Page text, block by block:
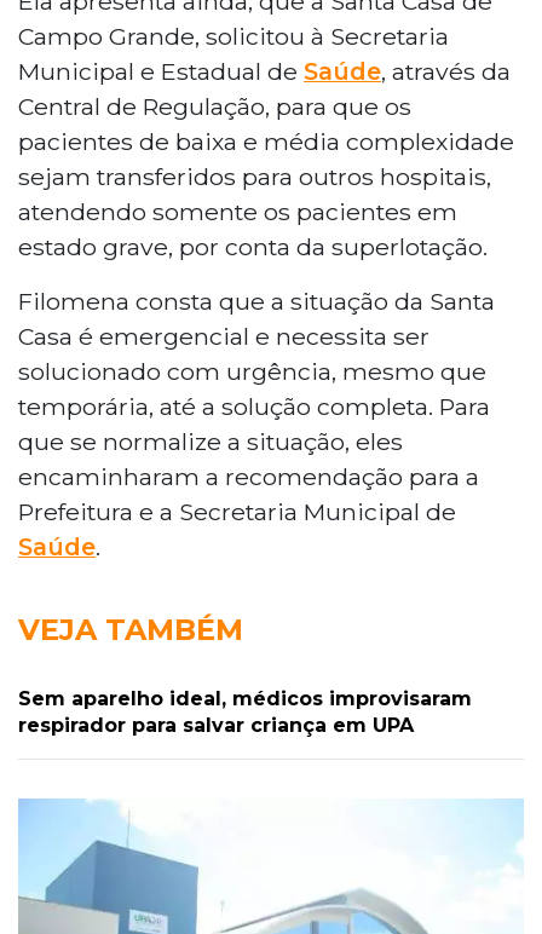
Campo Grande, solicitou à Secretaria
Municipal e Estadual de Saúde, através da
Central de Regulação, para que os
pacientes de baixa e média complexidade
sejam transferidos para outros hospitais,
atendendo somente os pacientes em
estado grave, por conta da superlotação.
Filomena consta que a situação da Santa
Casa é emergencial e necessita ser
solucionado com urgência, mesmo que
temporária, até a solução completa. Para
que se normalize a situação, eles
encaminharam a recomendação para a
Prefeitura e a Secretaria Municipal de
Saúde.
VEJA TAMBÉM
Sem aparelho ideal, médicos improvisaram
respirador para salvar criança em UPA